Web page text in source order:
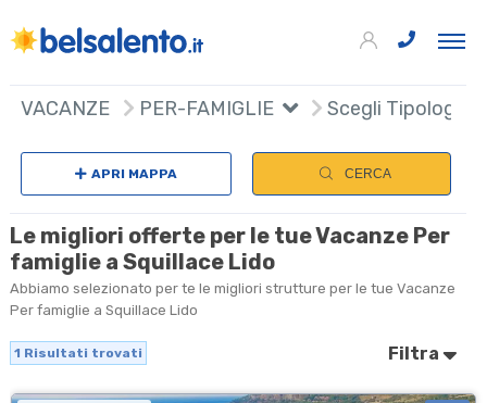
VACANZE PER-FAMIGLIE Scegli Tipologia
APRI MAPPA CERCA
Le migliori offerte per le tue Vacanze Per
famiglie a Squillace Lido
Abbiamo selezionato per te le migliori strutture per le tue Vacanze
Per famiglie a Squillace Lido
1 Risultati trovati Filtra
+